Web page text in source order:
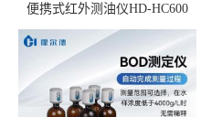
便携式红外测油仪HD-HC600